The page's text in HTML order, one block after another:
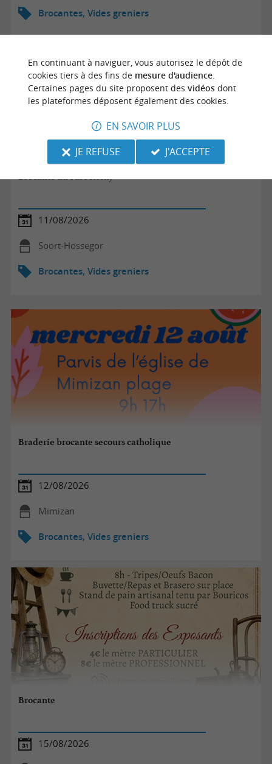
Brocantes, Vides greniers
Brocante du Parc Rosny
11/08/2026
Soort-Hossegor
Brocantes, Vides greniers
Braderie brocante secours catholique
12/08/2026
Mimizan
Brocantes, Vides greniers
Brocante
15/08/2026
En continuant à naviguer, vous autorisez le dépôt de
cookies tiers à des fins de mesure d'audience.
Certaines pages du site proposent des vidéosdont
les plateformes déposent également des cookies.
EN SAVOIR PLUS
JE REFUSE
J'ACCEPTE